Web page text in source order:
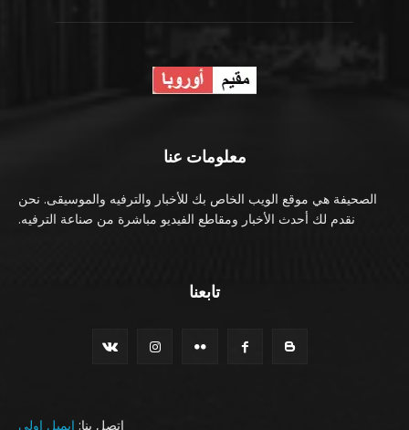
معلومات عنا
الصحيفة هي موقع الويب الخاص بك للأخبار والترفيه والموسيقى. نحن
نقدم لك أحدث الأخبار ومقاطع الفيديو مباشرة من صناعة الترفيه.
تابعنا
اتصل بنا: ايميل اولي